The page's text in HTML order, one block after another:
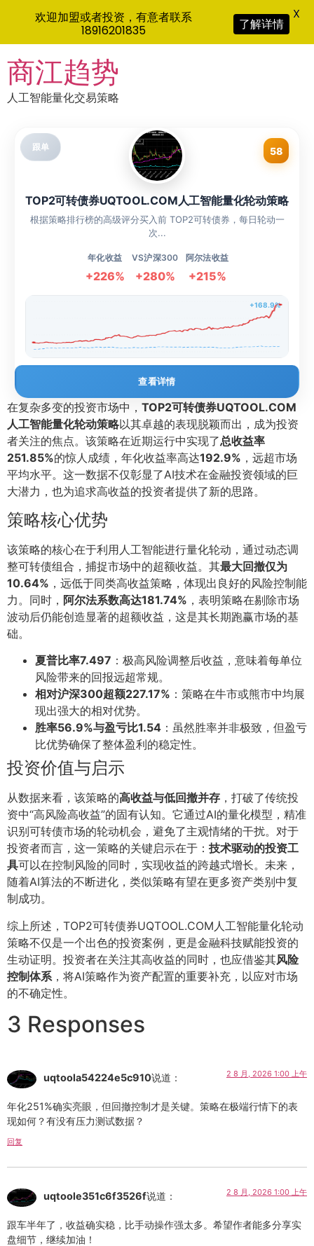
to
content
商江趋势
人工智能量化交易策略
跟单 58
TOP2可转债券UQTOOL.COM人工智能量化轮动策略
根据策略排行榜的高级评分买入前 TOP2可转债券，每日轮动一
次...
年化收益
+226%
VS沪深300
+280%
阿尔法收益
+215%
+168.9%
查看详情
在复杂多变的投资市场中， TOP2可转债券UQTOOL.COM
人工智能量化轮动策略以其卓越的表现脱颖而出，成为投资
者关注的焦点。该策略在近期运行中实现了总收益率
251.85%的惊人成绩，年化收益率高达192.9% ，远超市场
平均水平。这一数据不仅彰显了AI技术在金融投资领域的巨
大潜力，也为追求高收益的投资者提供了新的思路。
策略核心优势
该策略的核心在于利用人工智能进行量化轮动，通过动态调
整可转债组合，捕捉市场中的超额收益。其最大回撤仅为
10.64% ，远低于同类高收益策略，体现出良好的风险控制能
力。同时， 阿尔法系数高达181.74% ，表明策略在剔除市场
波动后仍能创造显著的超额收益，这是其长期跑赢市场的基
础。
夏普比率7.497 ：极高风险调整后收益，意味着每单位
风险带来的回报远超常规。
相对沪深300超额227.17% ：策略在牛市或熊市中均展
现出强大的相对优势。
胜率56.9%与盈亏比1.54 ：虽然胜率并非极致，但盈亏
比优势确保了整体盈利的稳定性。
投资价值与启示
从数据来看，该策略的高收益与低回撤并存 ，打破了传统投
资中“高风险高收益”的固有认知。它通过AI的量化模型，精准
识别可转债市场的轮动机会，避免了主观情绪的干扰。对于
投资者而言，这一策略的关键启示在于： 技术驱动的投资工
具可以在控制风险的同时，实现收益的跨越式增长。未来，
随着AI算法的不断进化，类似策略有望在更多资产类别中复
制成功。
综上所述，TOP2可转债券UQTOOL.COM人工智能量化轮动
策略不仅是一个出色的投资案例，更是金融科技赋能投资的
生动证明。投资者在关注其高收益的同时，也应借鉴其风险
控制体系 ，将AI策略作为资产配置的重要补充，以应对市场
的不确定性。
3 Responses
uqtoola54224e5c910说道： 2 8 月, 2026 1:00 上午
年化251%确实亮眼，但回撤控制才是关键。策略在极端行情下的表
现如何？有没有压力测试数据？
回复
uqtoole351c6f3526f说道： 2 8 月, 2026 1:00 上午
跟车半年了，收益确实稳，比手动操作强太多。希望作者能多分享实
盘细节，继续加油！
欢迎加盟或者投资，有意者联系
18916201835
了解详情
X